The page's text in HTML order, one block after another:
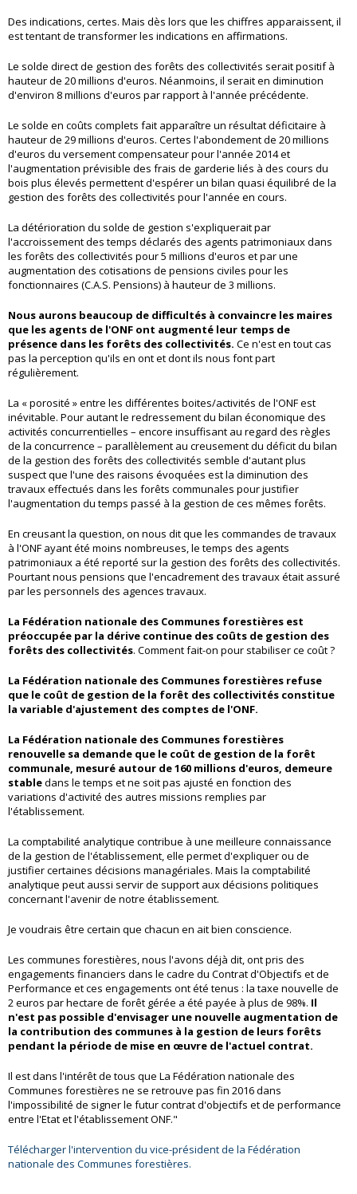
Des indications, certes. Mais dès lors que les chiffres apparaissent, il
est tentant de transformer les indications en affirmations.
Le solde direct de gestion des forêts des collectivités serait positif à
hauteur de 20 millions d'euros. Néanmoins, il serait en diminution
d'environ 8 millions d'euros par rapport à l'année précédente.
Le solde en coûts complets fait apparaître un résultat déficitaire à
hauteur de 29 millions d'euros. Certes l'abondement de 20 millions
d'euros du versement compensateur pour l'année 2014 et
l'augmentation prévisible des frais de garderie liés à des cours du
bois plus élevés permettent d'espérer un bilan quasi équilibré de la
gestion des forêts des collectivités pour l'année en cours.
La détérioration du solde de gestion s'expliquerait par
l'accroissement des temps déclarés des agents patrimoniaux dans
les forêts des collectivités pour 5 millions d'euros et par une
augmentation des cotisations de pensions civiles pour les
fonctionnaires (C.A.S. Pensions) à hauteur de 3 millions.
Nous aurons beaucoup de difficultés à convaincre les maires
que les agents de l'ONF ont augmenté leur temps de
présence dans les forêts des collectivités. Ce n'est en tout cas
pas la perception qu'ils en ont et dont ils nous font part
régulièrement.
La « porosité » entre les différentes boites/activités de l'ONF est
inévitable. Pour autant le redressement du bilan économique des
activités concurrentielles – encore insuffisant au regard des règles
de la concurrence – parallèlement au creusement du déficit du bilan
de la gestion des forêts des collectivités semble d'autant plus
suspect que l'une des raisons évoquées est la diminution des
travaux effectués dans les forêts communales pour justifier
l'augmentation du temps passé à la gestion de ces mêmes forêts.
En creusant la question, on nous dit que les commandes de travaux
à l'ONF ayant été moins nombreuses, le temps des agents
patrimoniaux a été reporté sur la gestion des forêts des collectivités.
Pourtant nous pensions que l'encadrement des travaux était assuré
par les personnels des agences travaux.
La Fédération nationale des Communes forestières est
préoccupée par la dérive continue des coûts de gestion des
forêts des collectivités. Comment fait-on pour stabiliser ce coût ?
La Fédération nationale des Communes forestières refuse
que le coût de gestion de la forêt des collectivités constitue
la variable d'ajustement des comptes de l'ONF.
La Fédération nationale des Communes forestières
renouvelle sa demande que le coût de gestion de la forêt
communale, mesuré autour de 160 millions d'euros, demeure
stabledans le temps et ne soit pas ajusté en fonction des
variations d'activité des autres missions remplies par
l'établissement.
La comptabilité analytique contribue à une meilleure connaissance
de la gestion de l'établissement, elle permet d'expliquer ou de
justifier certaines décisions managériales. Mais la comptabilité
analytique peut aussi servir de support aux décisions politiques
concernant l'avenir de notre établissement.
Je voudrais être certain que chacun en ait bien conscience.
Les communes forestières, nous l'avons déjà dit, ont pris des
engagements financiers dans le cadre du Contrat d'Objectifs et de
Performance et ces engagements ont été tenus : la taxe nouvelle de
2 euros par hectare de forêt gérée a été payée à plus de 98%. Il
n'est pas possible d'envisager une nouvelle augmentation de
la contribution des communes à la gestion de leurs forêts
pendant la période de mise en œuvre de l'actuel contrat.
Il est dans l'intérêt de tous que La Fédération nationale des
Communes forestières ne se retrouve pas fin 2016 dans
l'impossibilité de signer le futur contrat d'objectifs et de performance
entre l'Etat et l'établissement ONF."
Télécharger l'intervention du vice-président de la Fédération
nationale des Communes forestières.